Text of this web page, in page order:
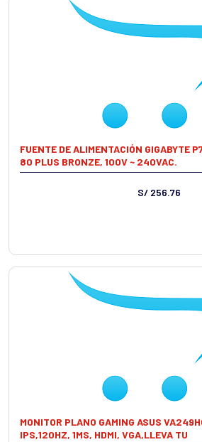
FUENTE DE ALIMENTACIÓN GIGABYTE
80 PLUS BRONZE, 100V ~ 240VAC.
S/ 256.76
MONITOR PLANO GAMING ASUS
IPS,120HZ, 1MS, HDMI, VGA,LLEVA TU